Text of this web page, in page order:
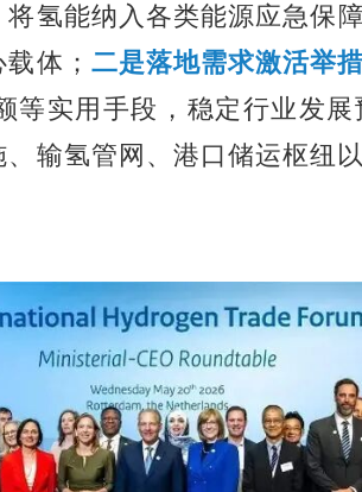
将氢能纳入各类能源应急保
体； 二是落地需求激活举措
实用手段，稳定行业发展
输氢管网、港口储运枢纽